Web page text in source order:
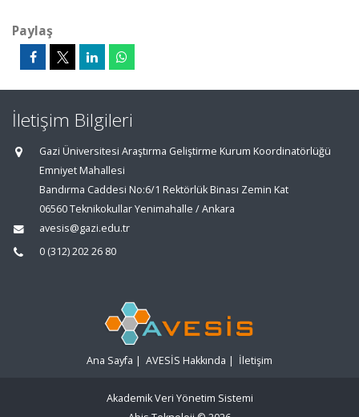
Paylaş
İletişim Bilgileri
Gazi Üniversitesi Araştırma Geliştirme Kurum Koordinatörlüğü
Emniyet Mahallesi
Bandırma Caddesi No:6/1 Rektörlük Binası Zemin Kat
06560 Teknikokullar Yenimahalle / Ankara
avesis@gazi.edu.tr
0 (312) 202 26 80
Ana Sayfa | AVESİS Hakkında | İletişim
Akademik Veri Yönetim Sistemi